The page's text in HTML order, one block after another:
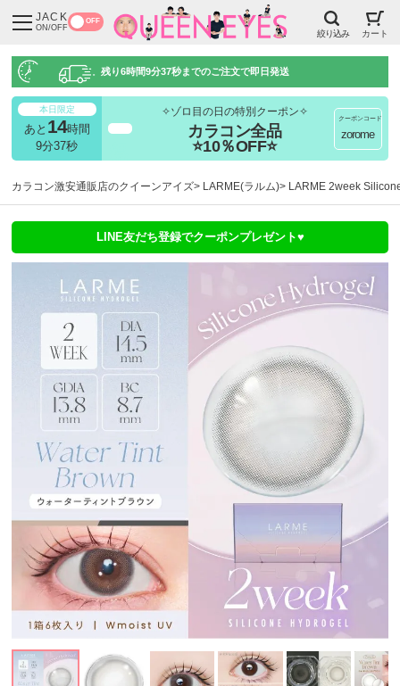
JACK
ON/OFF
OFF
絞り込み カート
残り6時間9分36秒までのご注文で即日発送
本日限定
あと 14時間
9分37秒
✧ゾロ目の日の特別クーポン✧
カラコン全品
⭐10％OFF⭐
クーポンコード
zorome
カラコン激安通販店のクイーンアイズ LARME(ラルム) LARME 2week
LINE友だち登録でクーポンプレゼント♥